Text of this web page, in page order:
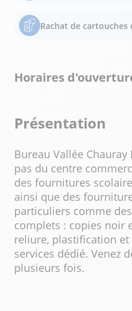
Rachat de cartouches
Horaires
Présentation
Bureau Vallée
pas du centre
des fournitures
ainsi que des
particuliers comme
complets : copies noir
reliure, plastification et
services dédié. Venez
plusieurs fois.